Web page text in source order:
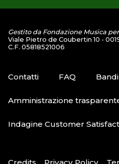
Gestito da Fondazione Musica
Viale Pietro de Coubertin 10 -
C.F. 05818521006
Contatti FAQ
Amministrazione
Indagine Customer
Credits Privacy Policy